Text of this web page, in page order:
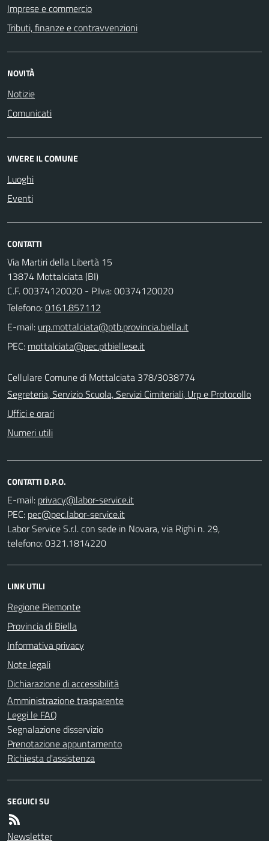
Imprese e commercio
Tributi, finanze e contravvenzioni
NOVITÀ
Notizie
Comunicati
VIVERE IL COMUNE
Luoghi
Eventi
CONTATTI
Via Martiri della Libertà 15
13874 Mottalciata (BI)
C.F. 00374120020 - P.Iva: 00374120020
Telefono:0161.857112
E-mail:
PEC:
Cellulare Comune di Mottalciata 378/3038774
Segreteria, Servizio Scuola, Servizi Cimiteriali, Urp e Protocollo
Uffici e orari
Numeri utili
CONTATTI D.P.O.
E-mail:
PEC:
Labor Service S.r.l. con sede in Novara, via Righi n. 29,
telefono: 0321.1814220
LINK UTILI
Regione Piemonte
Provincia di Biella
Informativa privacy
Note legali
Dichiarazione di accessibilità
Amministrazione trasparente
Leggi le FAQ
Segnalazione disservizio
Prenotazione appuntamento
Richiesta d'assistenza
SEGUICI SU
Newsletter